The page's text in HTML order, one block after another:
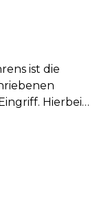
ist die
Hierbei